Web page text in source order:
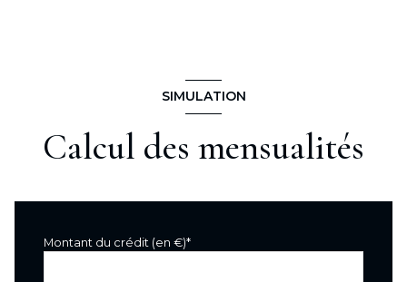
SIMULATION
Calcul des mensualités
Montant du crédit (en €)*